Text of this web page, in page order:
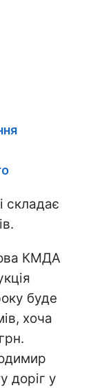
складає
КМДА
буде
хоча
доріг у